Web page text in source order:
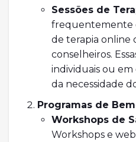
Sessões de
frequentemente
de terapia online
conselheiros.
individuais ou
da necessidade
Programas de
Workshops de
Workshops e